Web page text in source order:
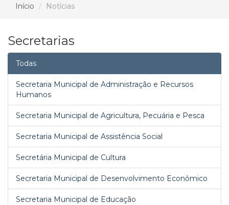
Início Notícias
Secretarias
Todas
Secretaria Municipal de Administração e Recursos
Humanos
Secretaria Municipal de Agricultura, Pecuária e Pesca
Secretaria Municipal de Assistência Social
Secretária Municipal de Cultura
Secretaria Municipal de Desenvolvimento Econômico
Secretaria Municipal de Educação